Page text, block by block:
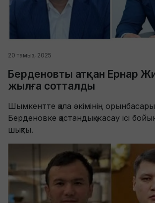
20 тамыз, 2025
Берденовты атқан Ернар
жылға сотталды
Шымкентте қала әкімінің
Берденовке қастандық жасау ісі
шықты.